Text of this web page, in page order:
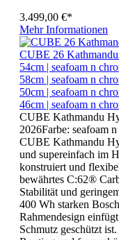
3.499,00 €*
Mehr Informationen
CUBE 26
54cm | seafoam n
58cm | seafoam n
50cm | seafoam n
46cm | seafoam n
CUBE Kathmandu
2026Farbe: seafoam
CUBE Kathmandu
und supereinfach im
konstruiert und
bewährtes C:62®
Stabilität und
400 Wh starken
Rahmendesign
Schmutz geschützt